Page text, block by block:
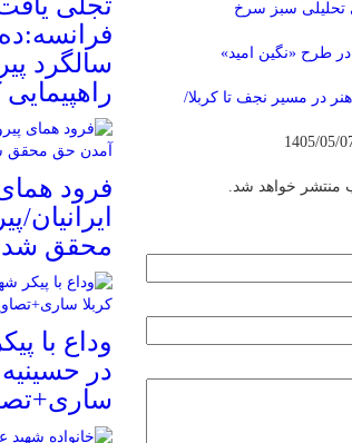
تحلیلی سبز سرخ
طرح «نگین امید»
در مسیر نجف تا کربلا/
منتشر خواهد شد.
تجلی
سالگرد
فرود
محقق شد
وداع با
در